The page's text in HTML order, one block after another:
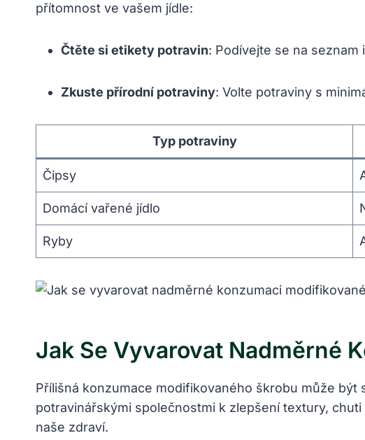
přítomnost ve vašem jídle:
Čtěte si etikety potravin: Podívejte se na seznam
Zkuste přírodní potraviny: Volte potraviny s
Typ potraviny
Čipsy
Domácí vařené jídlo
Ryby
Jak Se Vyvarovat Nadměrné
Přílišná konzumace modifikovaného škrobu může
potravinářskými společnostmi k zlepšení textury,
naše zdraví.